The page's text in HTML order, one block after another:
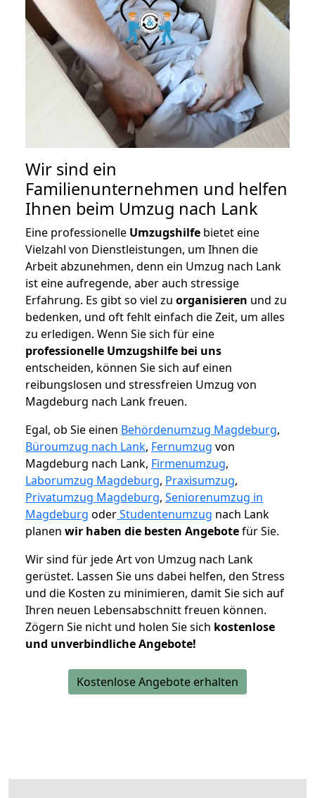
Wir sind ein
Familienunternehmen und helfen
Ihnen beim Umzug nach Lank
Eine professionelle Umzugshilfe bietet eine
Vielzahl von Dienstleistungen, um Ihnen die
Arbeit abzunehmen, denn ein Umzug nach Lank
ist eine aufregende, aber auch stressige
Erfahrung. Es gibt so viel zu organisieren und zu
bedenken, und oft fehlt einfach die Zeit, um alles
zu erledigen. Wenn Sie sich für eine
professionelle Umzugshilfe bei uns
entscheiden, können Sie sich auf einen
reibungslosen und stressfreien Umzug von
Magdeburg nach Lank freuen.
Egal, ob Sie einen Behördenumzug Magdeburg,
Büroumzug nach Lank, Fernumzug von
Magdeburg nach Lank, Firmenumzug,
Laborumzug Magdeburg, Praxisumzug,
Privatumzug Magdeburg, Seniorenumzug in
Magdeburg oderStudentenumzug nach Lank
planen wir haben die besten Angebotefür Sie.
Wir sind für jede Art von Umzug nach Lank
gerüstet. Lassen Sie uns dabei helfen, den Stress
und die Kosten zu minimieren, damit Sie sich auf
Ihren neuen Lebensabschnitt freuen können.
Zögern Sie nicht und holen Sie sich kostenlose
und unverbindliche Angebote!
Kostenlose Angebote erhalten